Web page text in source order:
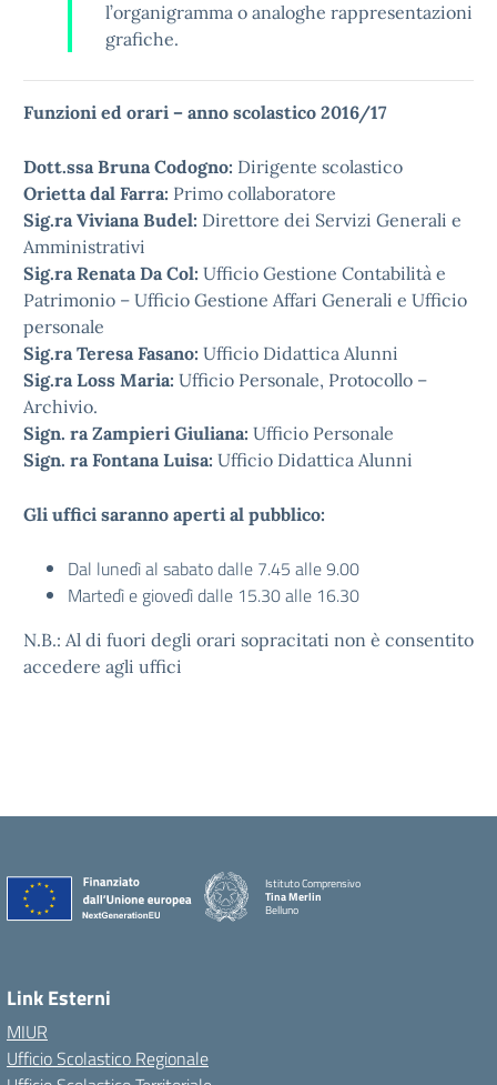
l’organigramma o analoghe rappresentazioni
grafiche.
Funzioni ed orari – anno scolastico 2016/17
Dott.ssa Bruna Codogno: Dirigente scolastico
Orietta dal Farra: Primo collaboratore
Sig.ra Viviana Budel: Direttore dei Servizi Generali e
Amministrativi
Sig.ra Renata Da Col: Ufficio Gestione Contabilità e
Patrimonio – Ufficio Gestione Affari Generali e Ufficio
personale
Sig.ra Teresa Fasano: Ufficio Didattica Alunni
Sig.ra Loss Maria: Ufficio Personale, Protocollo –
Archivio.
Sign. ra Zampieri Giuliana: Ufficio Personale
Sign. ra Fontana Luisa: Ufficio Didattica Alunni
Gli uffici saranno aperti al pubblico:
Dal lunedì al sabato dalle 7.45 alle 9.00
Martedì e giovedì dalle 15.30 alle 16.30
N.B.: Al di fuori degli orari sopracitati non è consentito
accedere agli uffici
Istituto Comprensivo
Tina Merlin
Belluno
Link Esterni
MIUR
Ufficio Scolastico Regionale